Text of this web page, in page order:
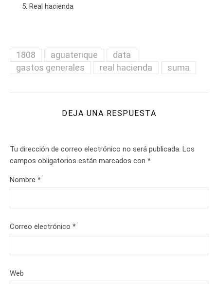
Real hacienda
1808 aguaterique
data
gastos generales
real hacienda suma
DEJA UNA RESPUESTA
Tu dirección de correo electrónico no será publicada. Los
campos obligatorios están marcados con *
Nombre *
Correo electrónico *
Web